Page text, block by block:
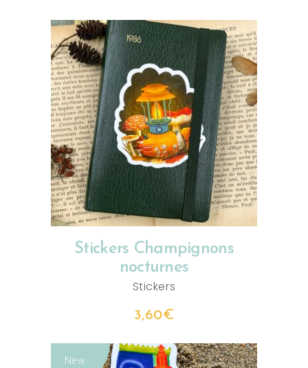
AJOUTER AU PANIER
Stickers Champignons
nocturnes
Stickers
3,60€
New